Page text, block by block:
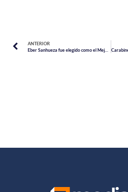
ANTERIOR